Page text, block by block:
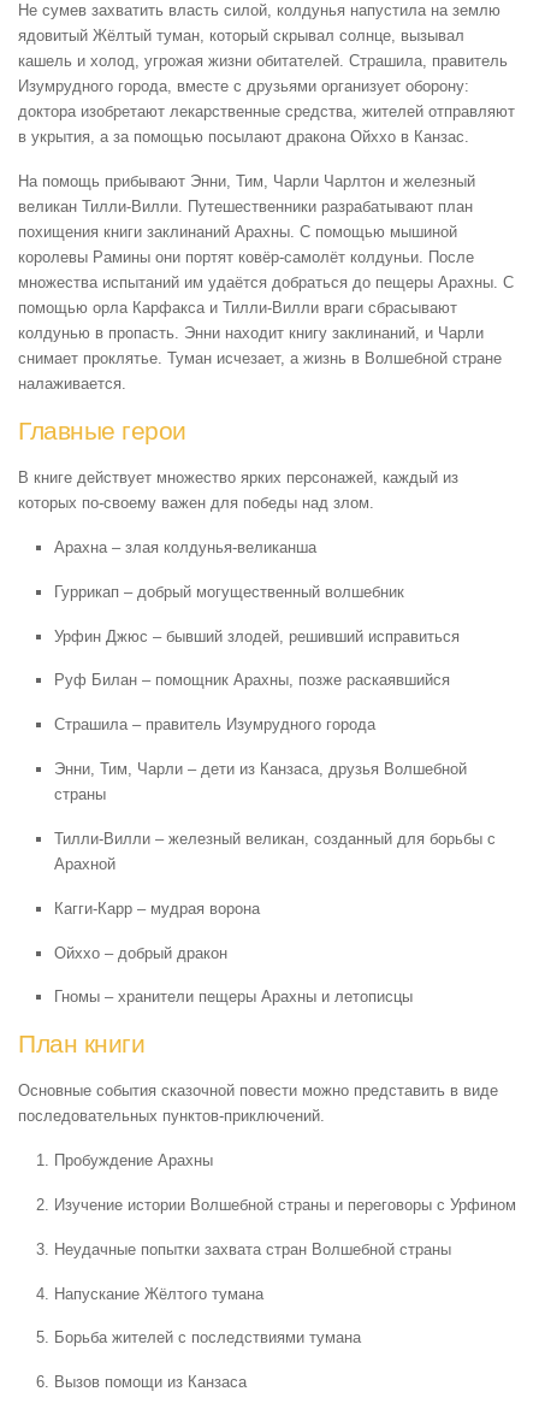
Не сумев захватить власть силой, колдунья напустила на землю
ядовитый Жёлтый туман, который скрывал солнце, вызывал
кашель и холод, угрожая жизни обитателей. Страшила, правитель
Изумрудного города, вместе с друзьями организует оборону:
доктора изобретают лекарственные средства, жителей отправляют
в укрытия, а за помощью посылают дракона Ойххо в Канзас.
На помощь прибывают Энни, Тим, Чарли Чарлтон и железный
великан Тилли-Вилли. Путешественники разрабатывают план
похищения книги заклинаний Арахны. С помощью мышиной
королевы Рамины они портят ковёр-самолёт колдуньи. После
множества испытаний им удаётся добраться до пещеры Арахны. С
помощью орла Карфакса и Тилли-Вилли враги сбрасывают
колдунью в пропасть. Энни находит книгу заклинаний, и Чарли
снимает проклятье. Туман исчезает, а жизнь в Волшебной стране
налаживается.
Главные герои
В книге действует множество ярких персонажей, каждый из
которых по-своему важен для победы над злом.
Арахна – злая колдунья-великанша
Гуррикап – добрый могущественный волшебник
Урфин Джюс – бывший злодей, решивший исправиться
Руф Билан – помощник Арахны, позже раскаявшийся
Страшила – правитель Изумрудного города
Энни, Тим, Чарли – дети из Канзаса, друзья Волшебной
страны
Тилли-Вилли – железный великан, созданный для борьбы с
Арахной
Кагги-Карр – мудрая ворона
Ойххо – добрый дракон
Гномы – хранители пещеры Арахны и летописцы
План книги
Основные события сказочной повести можно представить в виде
последовательных пунктов-приключений.
Пробуждение Арахны
Изучение истории Волшебной страны и переговоры с Урфином
Неудачные попытки захвата стран Волшебной страны
Напускание Жёлтого тумана
Борьба жителей с последствиями тумана
Вызов помощи из Канзаса